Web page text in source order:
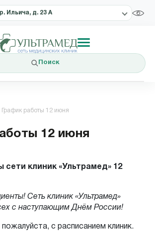
Ильича, д. 23 А
Поиск
График работы 12 июня
12 июня
сети клиник «Ультрамед» 12
Сеть клиник «Ультрамед»
с наступающим Днём России!
с расписанием клиник.